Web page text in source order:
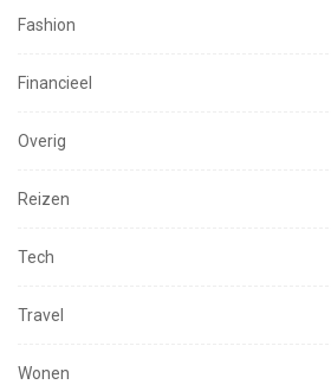
Fashion
Financieel
Overig
Reizen
Tech
Travel
Wonen